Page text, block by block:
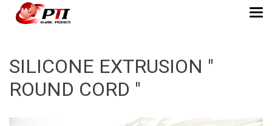
SILICONE EXTRUSION "
ROUND CORD "